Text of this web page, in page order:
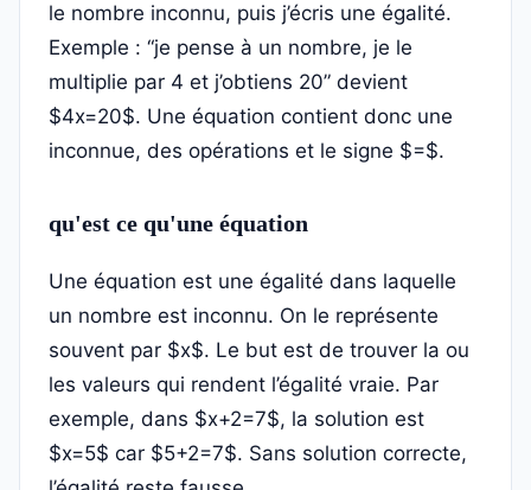
le nombre inconnu, puis j’écris une égalité.
Exemple : “je pense à un nombre, je le
multiplie par 4 et j’obtiens 20” devient
$4x=20$. Une équation contient donc une
inconnue, des opérations et le signe $=$.
qu'est ce qu'une équation
Une équation est une égalité dans laquelle
un nombre est inconnu. On le représente
souvent par $x$. Le but est de trouver la ou
les valeurs qui rendent l’égalité vraie. Par
exemple, dans $x+2=7$, la solution est
$x=5$ car $5+2=7$. Sans solution correcte,